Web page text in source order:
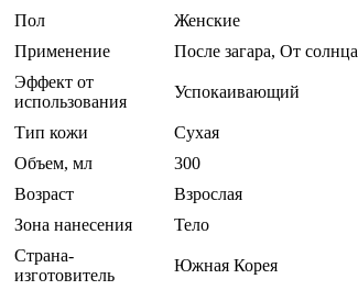
Пол
Женские
Применение
После загара, От солнца
Эффект от
использования
Успокаивающий
Тип кожи
Сухая
Объем, мл
300
Возраст
Взрослая
Зона нанесения
Тело
Страна-
изготовитель
Южная Корея